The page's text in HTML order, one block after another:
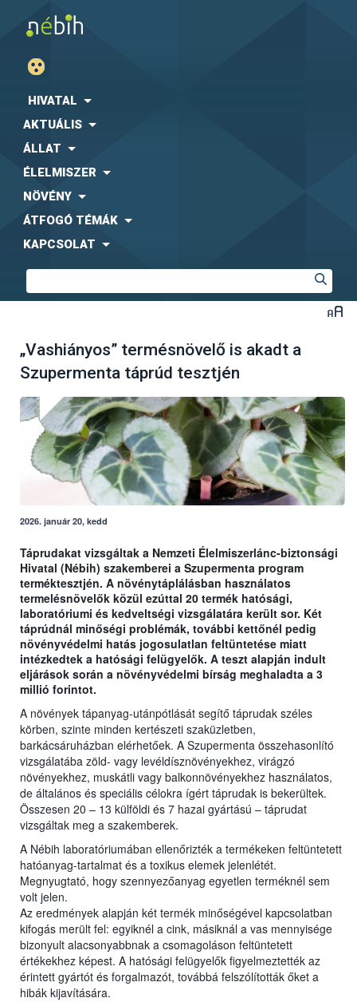
HIVATAL
AKTUÁLIS
ÁLLAT
ÉLELMISZER
NÖVÉNY
ÁTFOGÓ TÉMÁK
KAPCSOLAT
„Vashiányos” termésnövelő is akadt a
Szupermenta táprúd tesztjén
2026. január 20, kedd
Táprudakat vizsgáltak a Nemzeti Élelmiszerlánc-biztonsági
Hivatal (Nébih) szakemberei a Szupermenta program
terméktesztjén. A növénytáplálásban használatos
termelésnövelők közül ezúttal 20 termék hatósági,
laboratóriumi és kedveltségi vizsgálatára került sor. Két
táprúdnál minőségi problémák, további kettőnél pedig
növényvédelmi hatás jogosulatlan feltüntetése miatt
intézkedtek a hatósági felügyelők. A teszt alapján indult
eljárások során a növényvédelmi bírság meghaladta a 3
millió forintot.
A növények tápanyag-utánpótlását segítő táprudak széles
körben, szinte minden kertészeti szaküzletben,
barkácsáruházban elérhetőek. A Szupermenta összehasonlító
vizsgálatába zöld- vagy levéldísznövényekhez, virágzó
növényekhez, muskátli vagy balkonnövényekhez használatos,
de általános és speciális célokra ígért táprudak is bekerültek.
Összesen 20 – 13 külföldi és 7 hazai gyártású – táprudat
vizsgáltak meg a szakemberek.
A Nébih laboratóriumában ellenőrizték a termékeken feltüntetett
hatóanyag-tartalmat és a toxikus elemek jelenlétét.
Megnyugtató, hogy szennyezőanyag egyetlen terméknél sem
volt jelen.
Az eredmények alapján két termék minőségével kapcsolatban
kifogás merült fel: egyiknél a cink, másiknál a vas mennyisége
bizonyult alacsonyabbnak a csomagoláson feltüntetett
értékekhez képest. A hatósági felügyelők figyelmeztették az
érintett gyártót és forgalmazót, továbbá felszólították őket a
hibák kijavítására.